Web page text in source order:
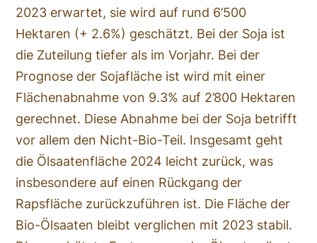
2023 erwartet, sie wird auf rund 6’500
Hektaren (+ 2.6%) geschätzt. Bei der Soja ist
die Zuteilung tiefer als im Vorjahr. Bei der
Prognose der Sojafläche ist wird mit einer
Flächenabnahme von 9.3% auf 2’800 Hektaren
gerechnet. Diese Abnahme bei der Soja betrifft
vor allem den Nicht-Bio-Teil. Insgesamt geht
die Ölsaatenfläche 2024 leicht zurück, was
insbesondere auf einen Rückgang der
Rapsfläche zurückzuführen ist. Die Fläche der
Bio-Ölsaaten bleibt verglichen mit 2023 stabil.